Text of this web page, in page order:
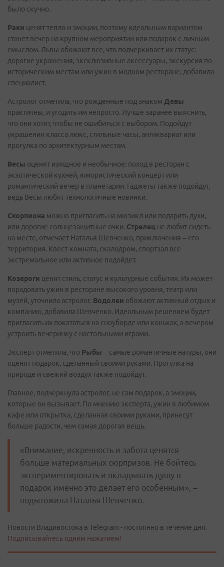
было скучно.
Раки ценят тепло и эмоции, поэтому идеальным вариантом
станет вечер на крупном мероприятии или подарок с личным
смыслом. Львы обожают все, что подчеркивает их статус:
дорогие украшения, эксклюзивные аксессуары, экскурсия по
историческим местам или ужин в модном ресторане, добавила
специалист.
Астролог отметила, что рожденные под знаком Девы
практичны, и угодить им непросто. Лучше заранее выяснить,
что они хотят, чтобы не ошибиться с выбором. Подойдут
украшения класса люкс, стильные часы, антиквариат или
прогулка по архитектурным местам.
Весы оценят изящное и необычное: поход в ресторан с
экзотической кухней, юмористический концерт или
романтический вечер в планетарии. Гаджеты также подойдут,
ведь Весы любят технологичные новинки.
Скорпиона можно пригласить на мюзикл или подарить духи,
или дорогие солнцезащитные очки. Стрелец не любит сидеть
на месте, отмечает Наталья Шевченко, приключения – его
территория. Квест-комната, скалодром, спортзал все
экстремальное или активное подойдет.
Козероги ценят стиль, статус и культурные события. Их может
порадовать ужин в ресторане высокого уровня, театр или
музей, уточнила астролог. Водолеи обожают активный отдых и
компанию, добавила Шевченко. Идеальным решением будет
пригласить их покататься на сноуборде или коньках, а вечером
устроить вечеринку с настольными играми.
Эксперт отметила, что Рыбы – самые романтичные натуры, они
оценят подарок, сделанный своими руками. Прогулка на
природе и свежий воздух также подойдут.
Главное, подчеркнула астролог, не сам подарок, а эмоции,
которые он вызывает. По мнению эксперта, ужин в любимом
кафе или открытка, сделанная своими руками, принесут
больше радости, чем самая дорогая вещь.
«Внимание, искренность и забота ценятся
больше материальных сюрпризов. Не бойтесь
экспериментировать и вкладывать душу в
подарок именно это делает его особенным», –
подытожила Наталья Шевченко.
Новости Владивостока в Telegram - постоянно в течение дня.
Подписывайтесь одним нажатием!